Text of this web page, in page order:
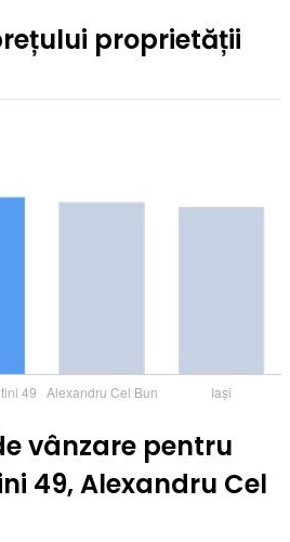
proprietății
vânzare pentru
49, Alexandru Cel